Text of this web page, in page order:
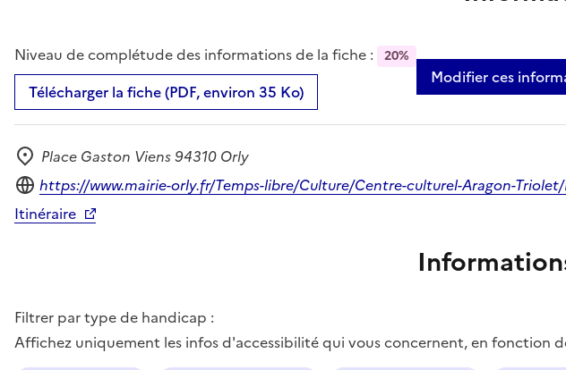
Niveau de complétude des informations de la fiche : 20%
Télécharger la fiche (PDF, environ 35 Ko)
Modifier ces
Adresse
Place Gaston Viens 94310 Orly
Site internet
https://www.mairie-orly.fr/Temps-libre/Culture/Centre-culturel-Aragon-
Itinéraire
Filtrer par type de handicap :
Affichez uniquement les infos d'accessibilité qui vous concernent, en fonction